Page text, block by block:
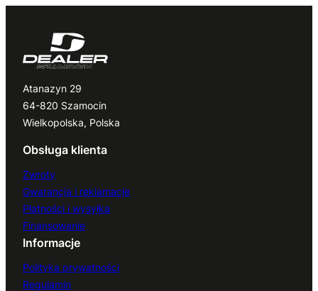
Atanazyn 29
64-820 Szamocin
Wielkopolska, Polska
Obsługa klienta
Zwroty
Gwarancja i reklamacje
Płatności i wysyłka
Finansowanie
Informacje
Polityka prywatności
Regulamin